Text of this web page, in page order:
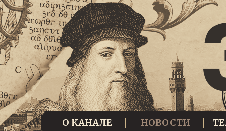
О КАНАЛЕ НОВОСТИ